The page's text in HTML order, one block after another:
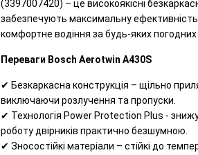
(3397007420) – це високоякісні
забезпечують максимальну
комфортне водіння за будь-яких
Переваги Bosch Aerotwin A430S
✔ Безкаркасна конструкція – щільно
виключаючи розлучення та пропуски.
✔ Технологія Power Protection Plus -
роботу двірників практично безшумною.
✔ Зносостійкі матеріали – стійкі до